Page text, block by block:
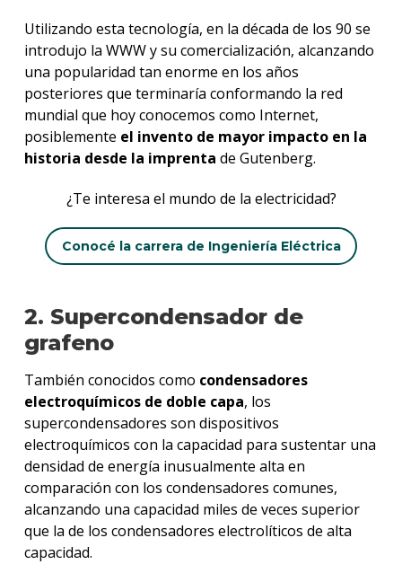
Utilizando esta tecnología, en la década de los 90 se
introdujo la WWW y su comercialización, alcanzando
una popularidad tan enorme en los años
posteriores que terminaría conformando la red
mundial que hoy conocemos como Internet,
posiblemente el invento de mayor impacto en la
historia desde la imprenta de Gutenberg.
¿Te interesa el mundo de la electricidad?
Conocé la carrera de Ingeniería Eléctrica
2. Supercondensador de
grafeno
También conocidos como condensadores
electroquímicos de doble capa, los
supercondensadores son dispositivos
electroquímicos con la capacidad para sustentar una
densidad de energía inusualmente alta en
comparación con los condensadores comunes,
alcanzando una capacidad miles de veces superior
que la de los condensadores electrolíticos de alta
capacidad.